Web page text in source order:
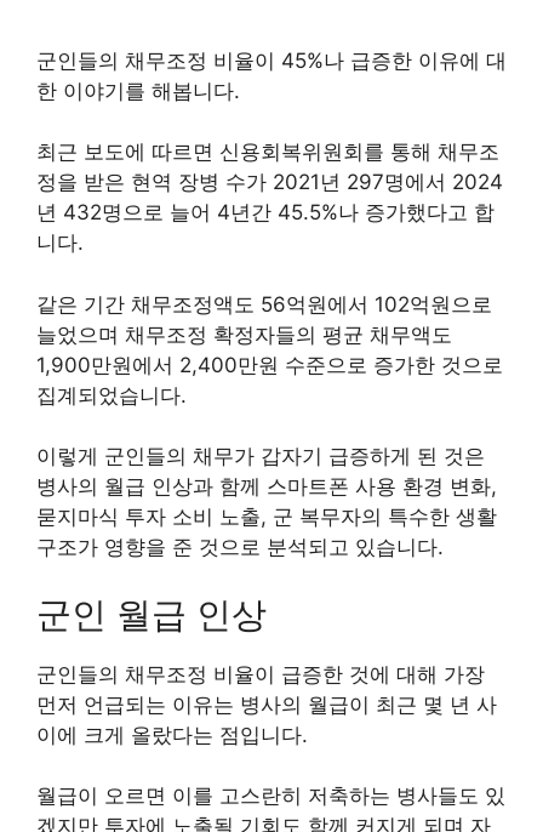
군인들의 채무조정 비율이 45%나 급증한 이유에 대
한 이야기를 해봅니다.
최근 보도에 따르면 신용회복위원회를 통해 채무조
정을 받은 현역 장병 수가 2021년 297명에서 2024
년 432명으로 늘어 4년간 45.5%나 증가했다고 합
니다.
같은 기간 채무조정액도 56억원에서 102억원으로
늘었으며 채무조정 확정자들의 평균 채무액도
1,900만원에서 2,400만원 수준으로 증가한 것으로
집계되었습니다.
이렇게 군인들의 채무가 갑자기 급증하게 된 것은
병사의 월급 인상과 함께 스마트폰 사용 환경 변화,
묻지마식 투자 소비 노출, 군 복무자의 특수한 생활
구조가 영향을 준 것으로 분석되고 있습니다.
군인 월급 인상
군인들의 채무조정 비율이 급증한 것에 대해 가장
먼저 언급되는 이유는 병사의 월급이 최근 몇 년 사
이에 크게 올랐다는 점입니다.
월급이 오르면 이를 고스란히 저축하는 병사들도 있
겠지만 투자에 노출될 기회도 함께 커지게 되며 자